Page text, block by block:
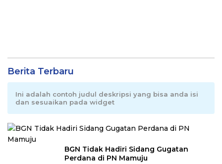
Berita Terbaru
Ini adalah contoh judul deskripsi yang bisa anda isi
dan sesuaikan pada widget
BGN Tidak Hadiri Sidang Gugatan
Perdana di PN Mamuju